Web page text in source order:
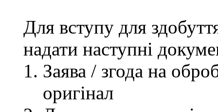
Для вступу для
надати наступні
Заява / згода на
оригінал